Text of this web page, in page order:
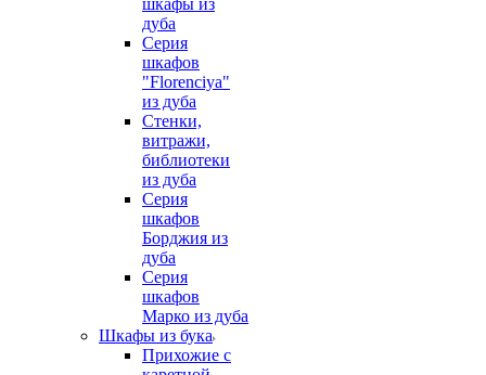
шкафы из
дуба
Серия
шкафов
"Florenciya"
из дуба
Стенки,
витражи,
библиотеки
из дуба
Серия
шкафов
Борджия из
дуба
Серия
шкафов
Марко из дуба
Шкафы из бука
Прихожие с